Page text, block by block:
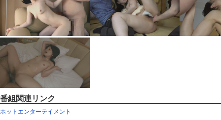
番組関連リンク
ホットエンターテイメント